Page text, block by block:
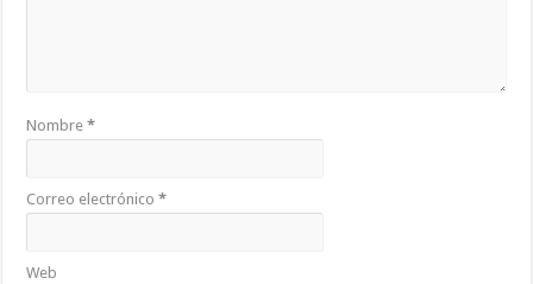
Nombre*
Correo electrónico*
Web